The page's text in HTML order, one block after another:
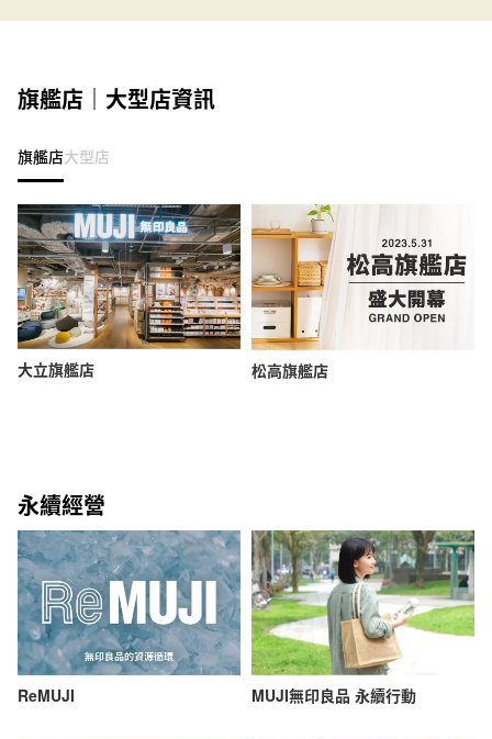
旗艦店｜大型店資訊
旗艦店大型店
大立旗艦店 松高旗艦店
永續經營
ReMUJI MUJI無印良品 永續行動